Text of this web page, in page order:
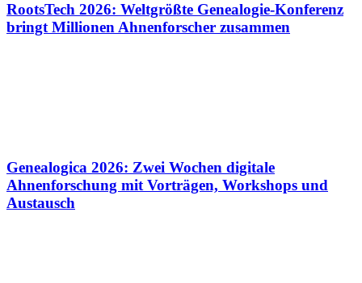
RootsTech 2026: Weltgrößte Genealogie-Konferenz
bringt Millionen Ahnenforscher zusammen
Genealogica 2026: Zwei Wochen digitale
Ahnenforschung mit Vorträgen, Workshops und
Austausch